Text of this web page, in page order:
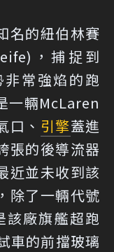
名的紐伯林賽
，捕捉到
常強焰的跑
一輛McLaren
口、 引擎蓋進
張的後導流器
近並未收到該
除了一輛代號
該廠旗艦超跑
車的前擋玻璃